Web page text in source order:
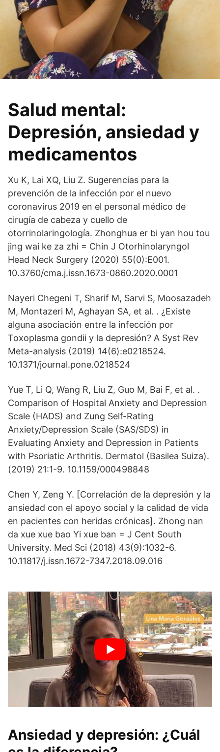
Salud mental:
Depresión, ansiedad y
medicamentos
Xu K, Lai XQ, Liu Z. Sugerencias para la
prevención de la infección por el nuevo
coronavirus 2019 en el personal médico de
cirugía de cabeza y cuello de
otorrinolaringología. Zhonghua er bi yan hou tou
jing wai ke za zhi = Chin J Otorhinolaryngol
Head Neck Surgery (2020) 55(0):E001.
10.3760/cma.j.issn.1673-0860.2020.0001
Nayeri Chegeni T, Sharif M, Sarvi S, Moosazadeh
M, Montazeri M, Aghayan SA, et al. . ¿Existe
alguna asociación entre la infección por
Toxoplasma gondii y la depresión? A Syst Rev
Meta-analysis (2019) 14(6):e0218524.
10.1371/journal.pone.0218524
Yue T, Li Q, Wang R, Liu Z, Guo M, Bai F, et al. .
Comparison of Hospital Anxiety and Depression
Scale (HADS) and Zung Self-Rating
Anxiety/Depression Scale (SAS/SDS) in
Evaluating Anxiety and Depression in Patients
with Psoriatic Arthritis. Dermatol (Basilea Suiza).
(2019) 21:1-9. 10.1159/000498848
Chen Y, Zeng Y. [Correlación de la depresión y la
ansiedad con el apoyo social y la calidad de vida
en pacientes con heridas crónicas]. Zhong nan
da xue xue bao Yi xue ban = J Cent South
University. Med Sci (2018) 43(9):1032-6.
10.11817/j.issn.1672-7347.2018.09.016
Ansiedad y depresión: ¿Cuál